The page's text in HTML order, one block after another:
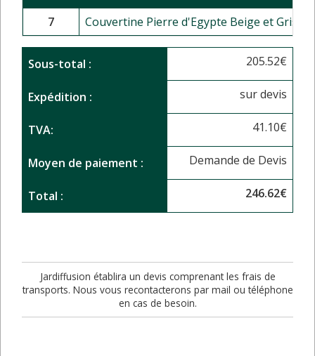
7
Couvertine Pierre d'Egypte Beige et Grise -
Sous-total : 205.52€
Expédition : sur devis
TVA: 41.10€
Moyen de paiement : Demande de Devis
Total : 246.62€
Jardiffusion établira un devis comprenant les frais de
transports. Nous vous recontacterons par mail ou téléphone
en cas de besoin.